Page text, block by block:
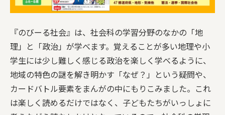
『のびーる社会』は、社会科の学習分野のなかの「地
理」と「政治」が学べます。覚えることが多い地理や小
学生には少し難しく感じる政治を楽しく学べるように、
地域の特色の謎を解き明かす「なぜ？」という疑問や、
カードバトル要素をまんがの中にもりこみました。これ
は楽しく読めるだけではなく、子どもたちがいっしょに